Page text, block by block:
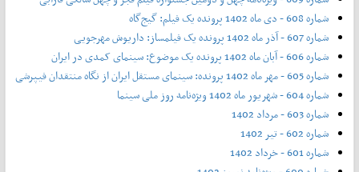
شماره 608 - دی ماه 1402 پرونده یک فیلم: گیج‌گاه
شماره 607 - آذر ماه 1402 پرونده یک فیلمساز: داریوش مهرجویی
شماره 606 - آبان ماه 1402 پرونده یک موضوع: سینمای کمدی در ایران
شماره 605 - مهر ماه 1402 پرونده: سینمای مستقل ایران از نگاه منتقدان فیپرشی
شماره 604 - شهریور ماه 1402 ویژه‌نامه روز ملی سینما
شماره 603 - مرداد 1402
شماره 602 - تیر 1402
شماره 601 - خرداد 1402